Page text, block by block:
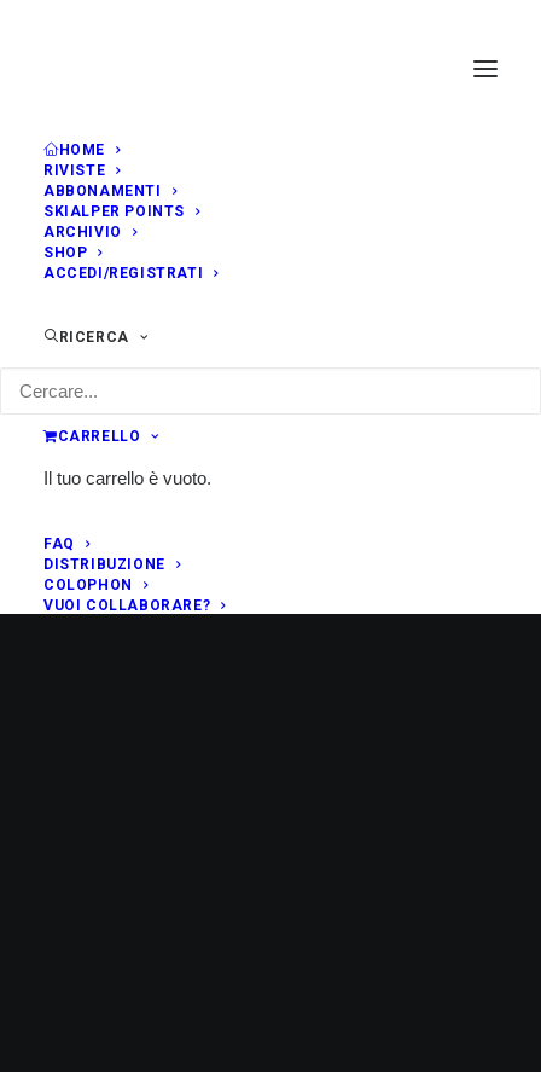
HOME
RIVISTE
ABBONAMENTI
SKIALPER POINTS
ARCHIVIO
SHOP
ACCEDI/REGISTRATI
RICERCA
CARRELLO
Il tuo carrello è vuoto.
FAQ
DISTRIBUZIONE
COLOPHON
VUOI COLLABORARE?